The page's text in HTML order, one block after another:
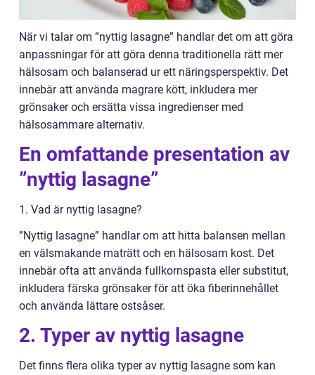
När vi talar om ”nyttig lasagne” handlar det om att göra
anpassningar för att göra denna traditionella rätt mer
hälsosam och balanserad ur ett näringsperspektiv. Det
innebär att använda magrare kött, inkludera mer
grönsaker och ersätta vissa ingredienser med
hälsosammare alternativ.
En omfattande presentation av
”nyttig lasagne”
1. Vad är nyttig lasagne?
”Nyttig lasagne” handlar om att hitta balansen mellan
en välsmakande maträtt och en hälsosam kost. Det
innebär ofta att använda fullkornspasta eller substitut,
inkludera färska grönsaker för att öka fiberinnehållet
och använda lättare ostsåser.
2. Typer av nyttig lasagne
Det finns flera olika typer av nyttig lasagne som kan